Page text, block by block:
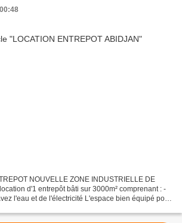
NOUVELLE ZONE INDUSTRIELLE DE
d'1 entrepôt bâti sur 3000m² comprenant : -
l'eau et de l'électricité L'espace bien équipé pour